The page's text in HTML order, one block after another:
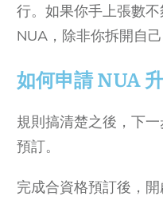
行。如果你手上張數
NUA，除非你拆開自己
如何申請 NUA
規則搞清楚之後，下
預訂。
完成合資格預訂後，